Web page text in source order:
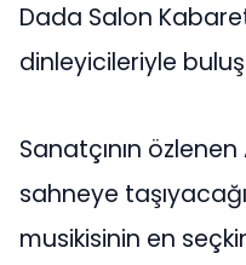
Dada Salon
dinleyicileriyle
Sanatçının
sahneye
musikisinin en